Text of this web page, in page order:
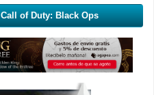
of Duty: Black Ops